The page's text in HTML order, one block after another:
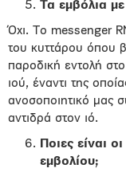
Τα εμβόλια με
Όχι. Το messenger
του κυττάρου όπου
παροδική εντολή
ιού, έναντι της
ανοσοποιητικό μας
αντιδρά στον ιό.
Ποιες είναι
εμβολίου;